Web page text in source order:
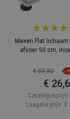
Mexen Flat
afvoer 50 cm,
€ 33,30 -
€
Catalogusprijs:
Laagste prijs: €